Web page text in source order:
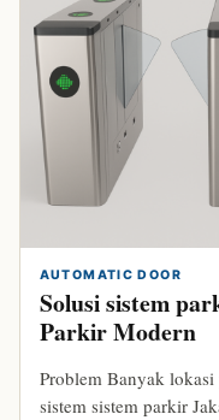
AUTOMATIC DOOR
Solusi sistem
Parkir Modern
Problem Banyak
sistem sistem parkir